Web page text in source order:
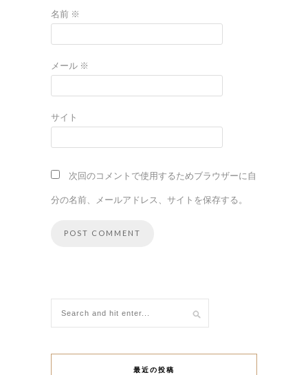
名前 ※
メール ※
サイト
次回のコメントで使用するためブラウザーに自
分の名前、メールアドレス、サイトを保存する。
最近の投稿